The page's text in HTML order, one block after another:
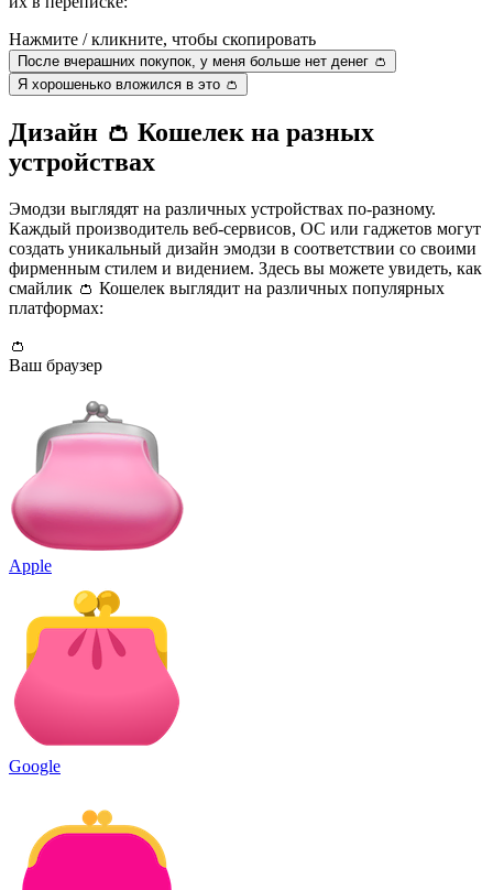
Нажмите / кликните, чтобы скопировать
После вчерашних покупок, у меня больше нет денег 👛
Я хорошенько вложился в это 👛
Дизайн 👛 Кошелек на разных
устройствах
Эмодзи выглядят на различных устройствах по-разному.
Каждый производитель веб-сервисов, ОС или гаджетов могут
создать уникальный дизайн эмодзи в соответствии со своими
фирменным стилем и видением. Здесь вы можете увидеть, как
смайлик 👛 Кошелек выглядит на различных популярных
платформах:
👛
Ваш браузер
Apple
Google